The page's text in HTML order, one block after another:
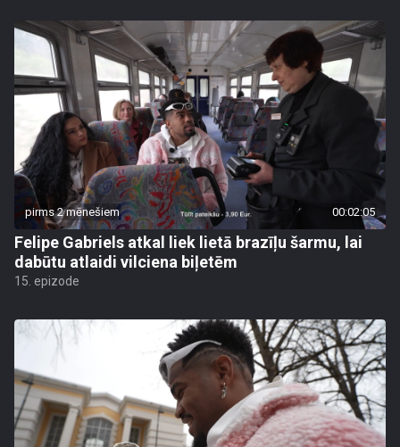
pirms 2 mēnešiem 00:02:05
Felipe Gabriels atkal liek lietā brazīļu šarmu, lai
dabūtu atlaidi vilciena biļetēm
15. epizode